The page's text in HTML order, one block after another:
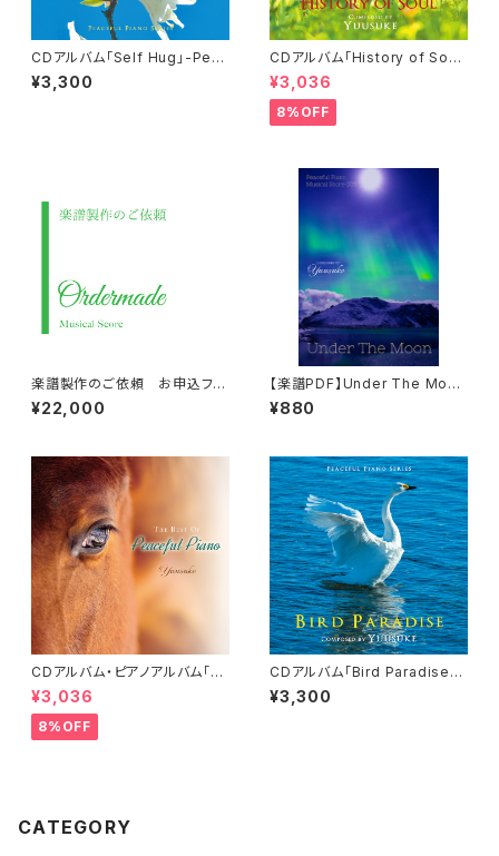
CDアルバム「Self Hug」-Peac
eful Piano Series-／Yuusu
ke
¥3,300
CDアルバム「History of Sou
l」-Peaceful Piano Series-
／Yuusuke
¥3,036
8%OFF
楽譜製作のご依頼 お申込フォ
ーム
¥22,000
【楽譜PDF】Under The Moo
n・ピアノソロ楽譜／Peaceful
Piano Musical Score 005
¥880
CDアルバム・ピアノアルバム「T
he Best of Peaceful Pian
o」／Yuusuke
¥3,036
8%OFF
CDアルバム「Bird Paradise」-
Peaceful Piano Series-／Y
uusuke
¥3,300
CATEGORY